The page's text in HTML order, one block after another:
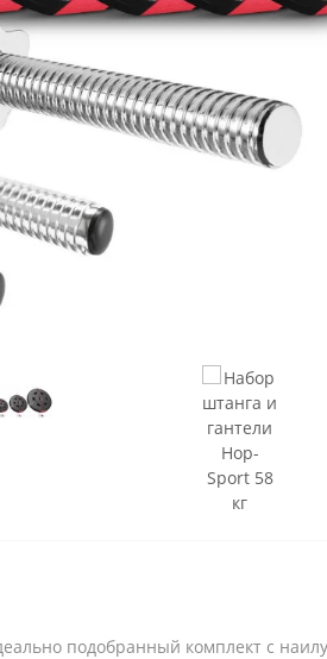
подобранный комплект с